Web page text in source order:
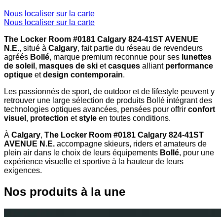
Nous localiser sur la carte
Nous localiser sur la carte
The Locker Room #0181 Calgary 824-41ST AVENUE
N.E., situé à Calgary, fait partie du réseau de revendeurs
agréés Bollé, marque premium reconnue pour ses lunettes
de soleil , masques de ski etcasques alliant performance
optique etdesign contemporain.
Les passionnés de sport, de outdoor et de lifestyle peuvent y
retrouver une large sélection de produits Bollé intégrant des
technologies optiques avancées, pensées pour offrir confort
visuel , protection etstyle en toutes conditions.
À Calgary, The Locker Room #0181 Calgary 824-41ST
AVENUE N.E. accompagne skieurs, riders et amateurs de
plein air dans le choix de leurs équipements Bollé, pour une
expérience visuelle et sportive à la hauteur de leurs
exigences.
Nos produits à la une